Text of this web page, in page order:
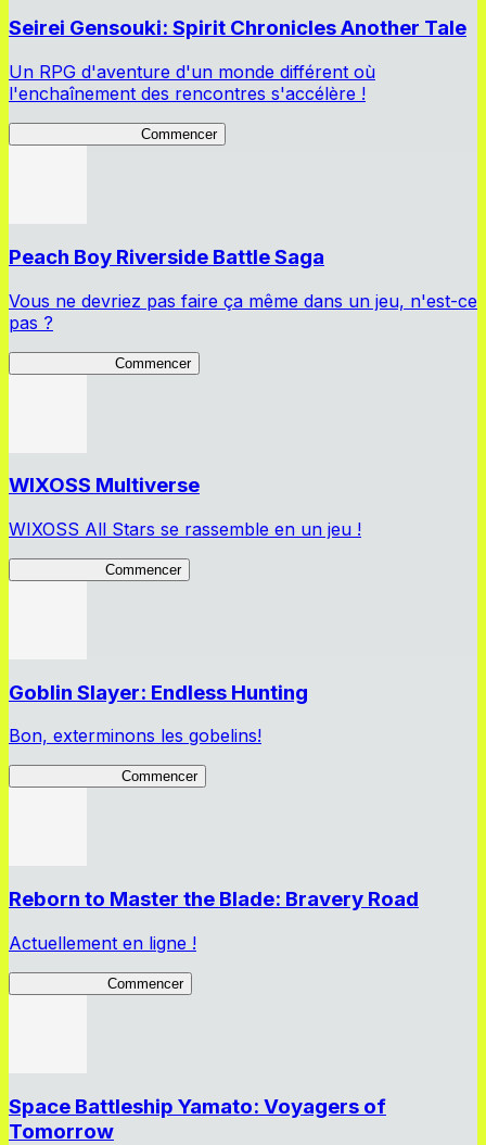
Seirei Gensouki: Spirit Chronicles Another Tale
Un RPG d'aventure d'un monde différent où
l'enchaînement des rencontres s'accélère !
Commencer
Peach Boy Riverside Battle Saga
Vous ne devriez pas faire ça même dans un jeu, n'est-ce
pas ?
Commencer
WIXOSS Multiverse
WIXOSS All Stars se rassemble en un jeu !
Commencer
Goblin Slayer: Endless Hunting
Bon, exterminons les gobelins!
Commencer
Reborn to Master the Blade: Bravery Road
Actuellement en ligne !
Commencer
Space Battleship Yamato: Voyagers of
Tomorrow